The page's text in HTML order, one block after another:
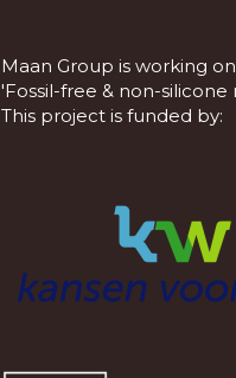
Maan Group is working
'Fossil-free & non-silicone
This project is funded by: